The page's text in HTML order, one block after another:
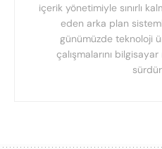
içerik yönetimiyle sınırlı
eden arka plan
günümüzde teknoloji
çalışmalarını